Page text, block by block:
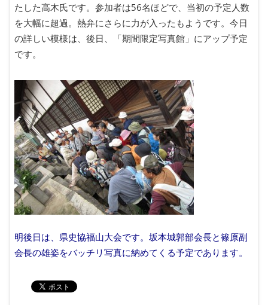
たした高木氏です。参加者は56名ほどで、当初の予定人数
を大幅に超過。熱弁にさらに力が入ったもようです。今日
の詳しい模様は、後日、「期間限定写真館」にアップ予定
です。
明後日は、県史協福山大会です。坂本城郭部会長と篠原副
会長の雄姿をバッチリ写真に納めてくる予定であります。